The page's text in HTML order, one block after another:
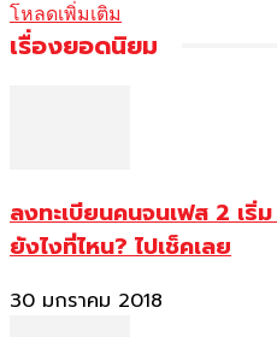
โหลดเพิ่มเติม
เรื่องยอดนิยม
ลงทะเบียนคนจนเฟส 2 เริ่
ยังไงที่ไหน? ไปเช็คเลย
30 มกราคม 2018